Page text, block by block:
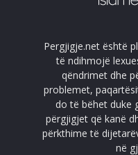
Pergjigje.net është
të ndihmojë
qëndrimet dhe
problemet,
do të bëhet duke
përgjigjet që kanë
përkthime të
në